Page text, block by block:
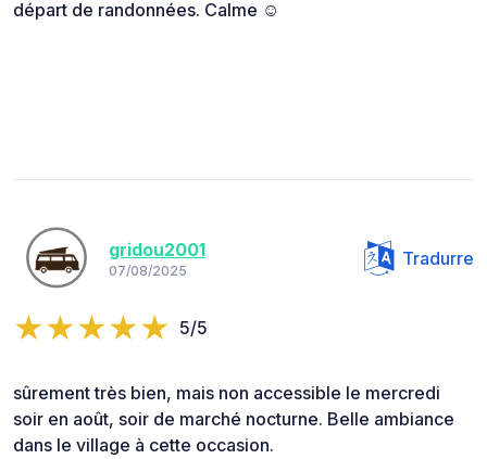
départ de randonnées. Calme ☺️
gridou2001
07/08/2025
Tradurre
5/5
sûrement très bien, mais non accessible le mercredi
soir en août, soir de marché nocturne. Belle ambiance
dans le village à cette occasion.